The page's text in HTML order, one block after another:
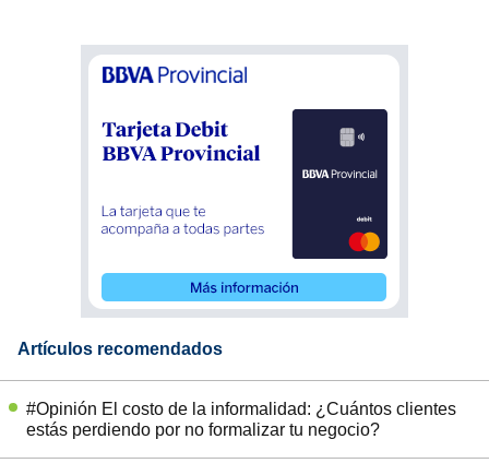
Artículos recomendados
#Opinión El costo de la informalidad: ¿Cuántos clientes
estás perdiendo por no formalizar tu negocio?